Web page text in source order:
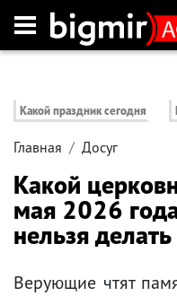
Какой праздник сегодня
Главная Досуг
Какой
мая 2026
нельзя делать
Верующие чтят